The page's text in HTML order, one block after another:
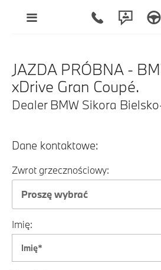
JAZDA PRÓBNA -
xDrive Gran Coupé.
Dealer BMW Sikora
Dane kontaktowe:
Zwrot grzecznościowy:
Proszę wybrać
Imię: